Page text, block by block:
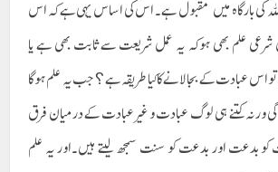
کی بارگاہ میں مقبول ہے۔ اس کی اساس یہی ہے کہ اس
علم بھی ہوکہ یہ عمل شریعت سے ثابت بھی ہے یا
اس عبادت کے بجالانے کا کیا طریقہ ہے؟جب یہ علم ہوگا
ورنہ کتنے ہی لوگ عبادت و غیر عبادت کے درمیان فرق
بدعت اور بدعت کو سنت سمجھ لیتے ہیں۔اور یہ علم